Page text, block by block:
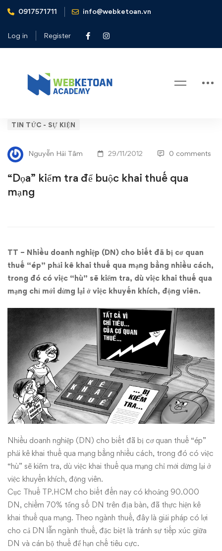
0917571711 info@webketoan.vn
Log in Register
Home
Tin tức - Sự kiện
“Dọa”
kiểm
tra
để
thuế
qua
mạng
TIN TỨC - SỰ KIỆN
Nguyễn Hải Tâm 29/11/2012 0 comments
“Dọa” kiểm tra để buộc khai thuế qua
mạng
TT – Nhiều doanh nghiệp (DN) cho biết đã bị cơ quan
thuế “ép” phải kê khai thuế qua mạng bằng nhiều cách,
trong đó có việc “hù” sẽ kiểm tra, dù việc khai thuế qua
mạng chỉ mới dừng lại ở việc khuyến khích, động viên.
Nhiều doanh nghiệp (DN) cho biết đã bị cơ quan thuế “ép”
phải kê khai thuế qua mạng bằng nhiều cách, trong đó có việc
“hù” sẽ kiểm tra, dù việc khai thuế qua mạng chỉ mới dừng lại ở
việc khuyến khích, động viên.
Cục Thuế TP.HCM cho biết đến nay có khoảng 90.000
DN, chiếm 70% tổng số DN trên địa bàn, đã thực hiện kê
khai thuế qua mạng. Theo ngành thuế, đây là giải pháp có lợi
cho cả DN lẫn ngành thuế, đặc biệt là tránh sự tiếp xúc giữa
DN và cán bộ thuế để hạn chế tiêu cực.